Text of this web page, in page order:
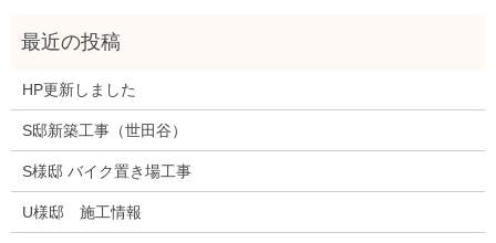
HP更新しました
S邸新築工事（世田谷）
S様邸 バイク置き場工事
U様邸 施工情報